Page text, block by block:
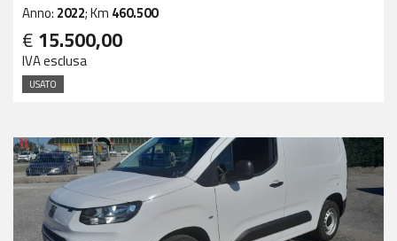
Anno: 2022; Km 460.500
€ 15.500,00
IVA esclusa
USATO